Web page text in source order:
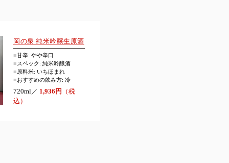
岡の泉 純米吟醸生原酒
■甘辛: やや辛口
■スペック: 純米吟醸酒
■原料米: いちほまれ
■おすすめの飲み方: 冷
720ml／ 1,936円 （税
込）